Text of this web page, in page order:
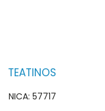
TEATINOS
NICA: 57717